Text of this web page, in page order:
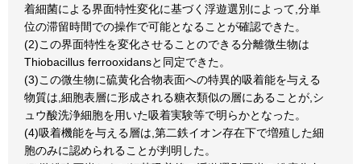
着細菌による界面特性変化に基づく浮遊選別によって,分単
位の滞留時間での操作で可能となることが確認できた。
(2)この界面特性を変化させることのできる分離微生物は
Thiobacillus ferrooxidansと同定できた。
(3)この微生物に硫黄化合物表面への特異的吸着能を与える
物質は,細胞表層に形成される糖衣類似の層にあることが,シ
ュウ酸洗浄細胞を用いた吸着実験等で明らかとなった。
(4)吸着機能を与える層は,第二鉄イオン存在下で増殖した細
胞のみに認められることが判明した。